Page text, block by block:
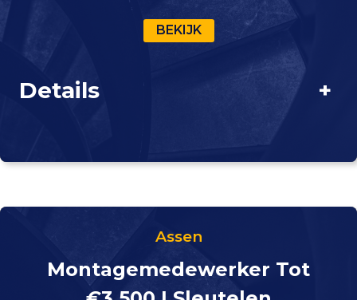
BEKIJK
Details +
Assen
Montagemedewerker Tot